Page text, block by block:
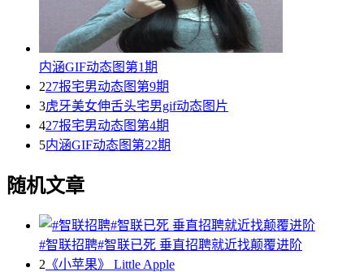
内涵GIF动态图第1期
227报宅男动态图第9期
3虎牙美女伸舌头宅男gif动态图片
427报宅男动态图第4期
5内涵GIF动态图第22期
随机文章
#智联招聘#智联已死 垂直招聘就近找颠覆进阶
2 《小苹果》 Little Apple